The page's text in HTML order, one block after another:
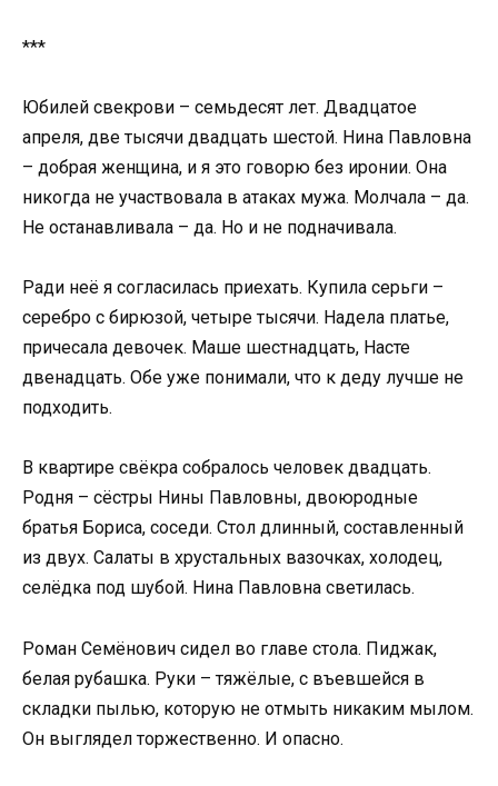
***
Юбилей свекрови – семьдесят лет. Двадцатое
апреля, две тысячи двадцать шестой. Нина Павловна
– добрая женщина, и я это говорю без иронии. Она
никогда не участвовала в атаках мужа. Молчала – да.
Не останавливала – да. Но и не подначивала.
Ради неё я согласилась приехать. Купила серьги –
серебро с бирюзой, четыре тысячи. Надела платье,
причесала девочек. Маше шестнадцать, Насте
двенадцать. Обе уже понимали, что к деду лучше не
подходить.
В квартире свёкра собралось человек двадцать.
Родня – сёстры Нины Павловны, двоюродные
братья Бориса, соседи. Стол длинный, составленный
из двух. Салаты в хрустальных вазочках, холодец,
селёдка под шубой. Нина Павловна светилась.
Роман Семёнович сидел во главе стола. Пиджак,
белая рубашка. Руки – тяжёлые, с въевшейся в
складки пылью, которую не отмыть никаким мылом.
Он выглядел торжественно. И опасно.